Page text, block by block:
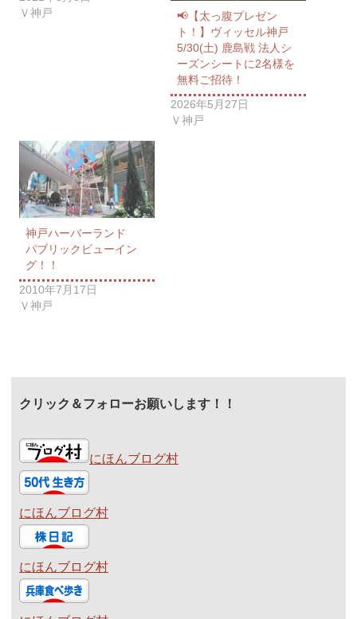
Ｖ神戸
📢【太っ腹プレゼン
ト！】ヴィッセル神戸
5/30(土) 鹿島戦 法人シ
ーズンシートに2名様を
無料ご招待！
2026年5月27日
Ｖ神戸
神戸ハーバーランド
パブリックビューイン
グ！！
2010年7月17日
Ｖ神戸
クリック＆フォローお願いします！！
にほんブログ村
にほんブログ村
にほんブログ村